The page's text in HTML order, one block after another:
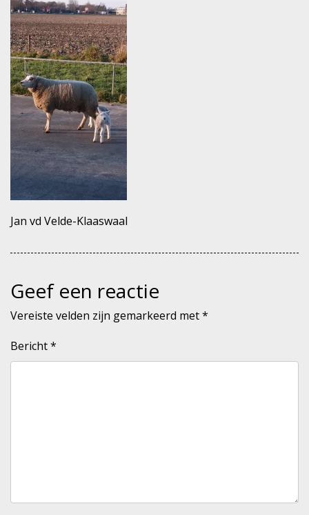
Jan vd Velde-Klaaswaal
Geef een reactie
Vereiste velden zijn gemarkeerd met*
Bericht*